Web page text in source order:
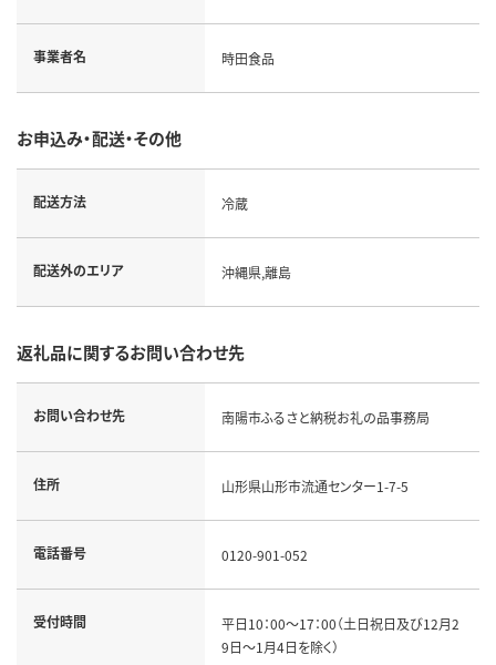
事業者名 時田食品
お申込み・配送・その他
配送方法 冷蔵
配送外のエリア 沖縄県,離島
返礼品に関するお問い合わせ先
お問い合わせ先 南陽市ふるさと納税お礼の品事務局
住所 山形県山形市流通センター1-7-5
電話番号 0120-901-052
受付時間
平日10：00～17：00（土日祝日及び12月2
9日～1月4日を除く）